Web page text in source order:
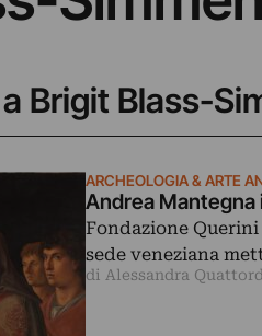
Brigit Blass-
ARCHEOLOGIA & ARTE
Andrea Mantegna
Fondazione Querini
sede veneziana
di Alessandra